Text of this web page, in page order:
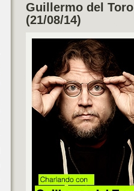
Guillermo del Toro
(21/08/14)